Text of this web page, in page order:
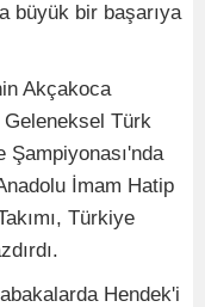
büyük bir başarıya
Akçakoca
Geleneksel Türk
Şampiyonası'nda
İmam Hatip
Türkiye
Hendek'i